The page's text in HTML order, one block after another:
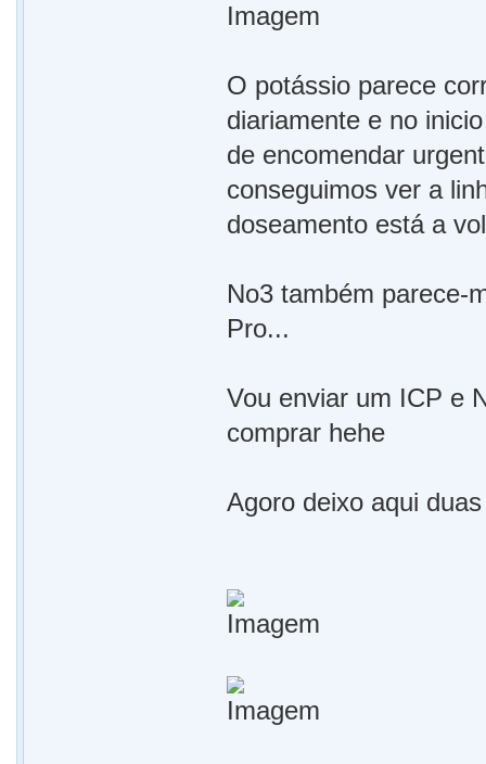
O potássio parece
diariamente e no
de encomendar
conseguimos ver a
doseamento está a
No3 também parece-
Pro...
Vou enviar um ICP e
comprar hehe
Agoro deixo aqui